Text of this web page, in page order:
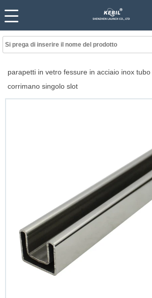
parapetti in vetro fessure in acciaio inox
corrimano singolo slot